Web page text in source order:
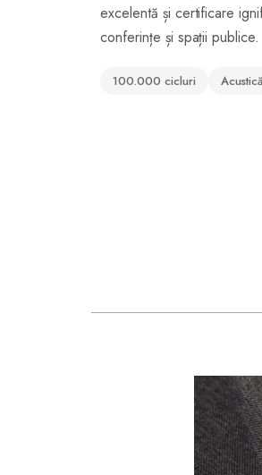
excelentă și certificare
conferințe și spații publice.
100.000 cicluri